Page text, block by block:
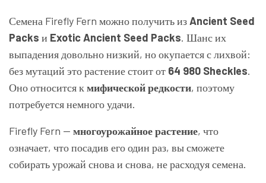
Семена Firefly Fern можно получить из Ancient Seed
Packs и Exotic Ancient Seed Packs. Шанс их
выпадения довольно низкий, но окупается с лихвой:
без мутаций это растение стоит от 64 980 Sheckles.
Оно относится к мифической редкости, поэтому
потребуется немного удачи.
Firefly Fern — многоурожайное растение, что
означает, что посадив его один раз, вы сможете
собирать урожай снова и снова, не расходуя семена.